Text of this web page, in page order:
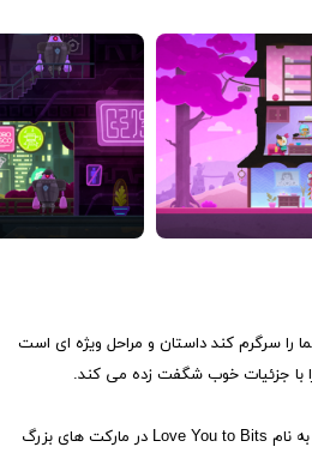
را سرگرم کند داستان و مراحل ویژه ای است
با جزئیات خوب شگفت زده می کند.
به تازگی بازی جذاب و بی نظیری به نام Love You to Bits در مارکت های بزرگ